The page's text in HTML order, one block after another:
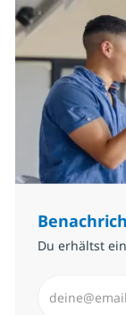
Du erhältst